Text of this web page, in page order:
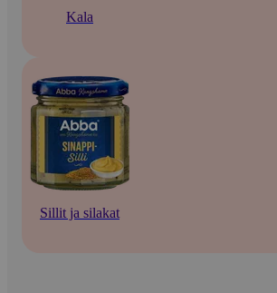
Kala
Sillit ja silakat